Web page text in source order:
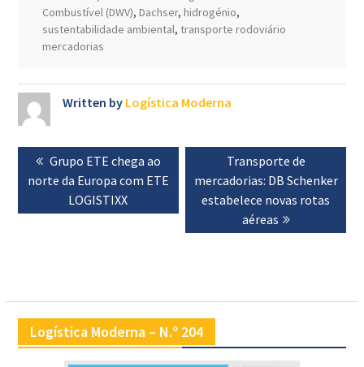
Combustível (DWV), Dachser, hidrogénio,
sustentabilidade ambiental, transporte rodoviário
mercadorias
Written by Logística Moderna
Navegação
artigos
Previous
post:
Grupo ETE chega ao
norte da Europa com ETE
LOGISTIXX
Next
post:
Transporte de
mercadorias: DB Schenker
estabelece novas rotas
aéreas
Logística Moderna – N.º 204